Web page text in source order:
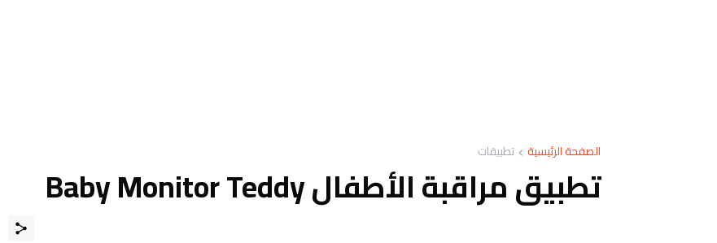
الصفحة الرئيسية تطبيقات
تطبيق مراقبة الأطفال Baby Monitor Teddy